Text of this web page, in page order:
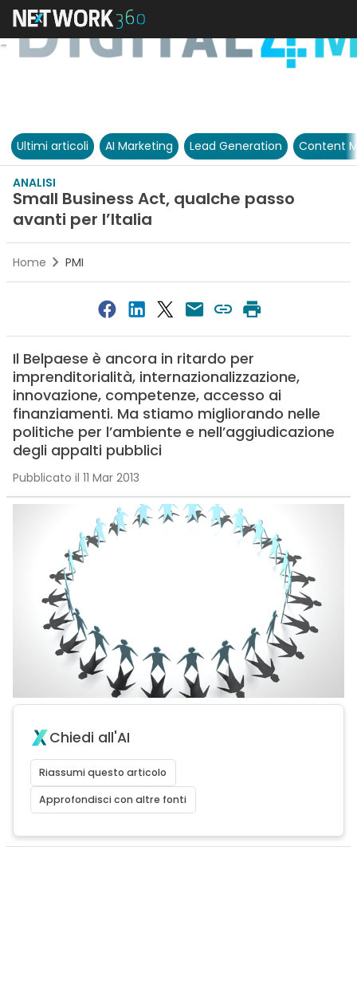
Ultimi articoli AI Marketing Lead Generation Content
ANALISI
Small Business Act, qualche passo
avanti per l’Italia
Home PMI
Il Belpaese è ancora in ritardo per
imprenditorialità, internazionalizzazione,
innovazione, competenze, accesso ai
finanziamenti. Ma stiamo migliorando nelle
politiche per l’ambiente e nell’aggiudicazione
degli appalti pubblici
Pubblicato il 11 Mar 2013
Chiedi all'AI
Riassumi questo articolo
Approfondisci con altre fonti